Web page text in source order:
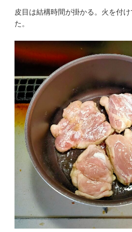
皮目は結構時間が掛かる。火を付
た。